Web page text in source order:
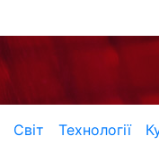
Світ Технології